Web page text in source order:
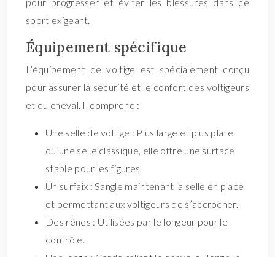
sport exigeant.
Équipement spécifique
L’équipement de voltige est spécialement conçu
pour assurer la sécurité et le confort des voltigeurs
et du cheval. Il comprend :
Une selle de voltige : Plus large et plus plate
qu’une selle classique, elle offre une surface
stable pour les figures.
Un surfaix : Sangle maintenant la selle en place
et permettant aux voltigeurs de s’accrocher.
Des rênes : Utilisées par le longeur pour le
contrôle.